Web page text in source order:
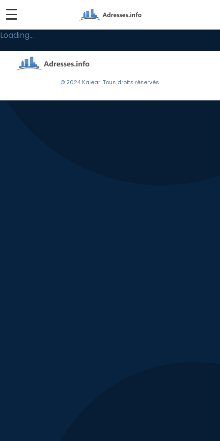
☰
Loading...
© 2024 Kalear. Tous droits réservés.